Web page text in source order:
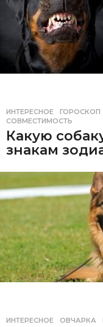
ИНТЕРЕСНОЕ ГОРОСКОП
СОВМЕСТИМОСТЬ
Какую
знакам
ИНТЕРЕСНОЕ ОВЧАРКА